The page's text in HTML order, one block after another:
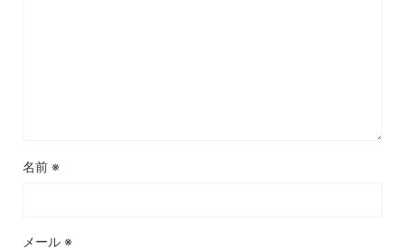
名前 ※
メール ※